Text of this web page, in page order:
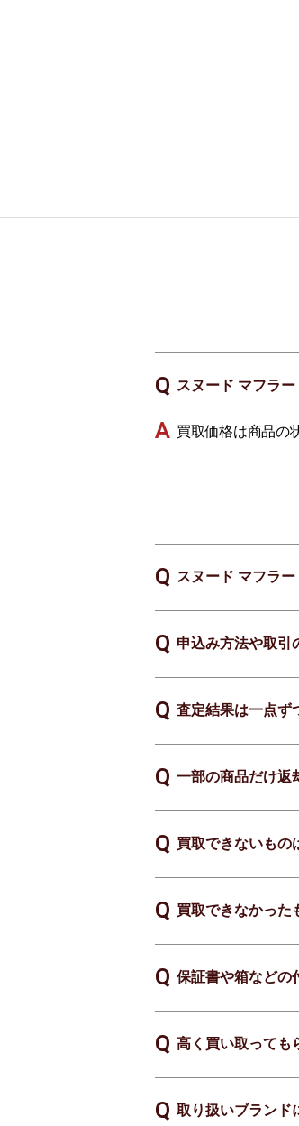
スヌード マフラ
買取価格は商品の
スヌード マフラ
申込み方法や取引
査定結果は一点ず
一部の商品だけ返
買取できないもの
買取できなかった
保証書や箱などの
高く買い取っても
取り扱いブランド